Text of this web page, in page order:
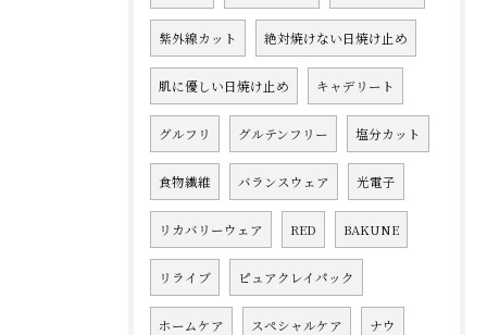
紫外線カット 絶対焼けない日焼け止め
肌に優しい日焼け止め キャデリート
グルフリ グルテンフリー 塩分カット
食物繊維 バランスウェア 光電子
リカバリーウェア RED BAKUNE
リライブ ピュアクレイパック
ホームケア スペシャルケア ナウ